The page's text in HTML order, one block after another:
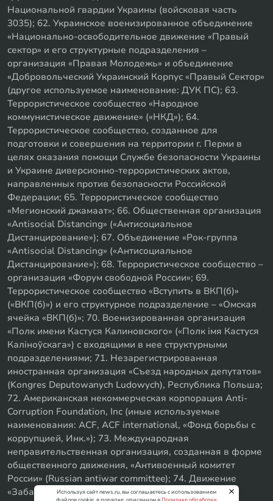
Национальной гвардии Украины (войсковая часть
3035); 62. Украинское военизированное объединение
«Национально-освободительное движение «Правый
сектор» и его структурные подразделения –
организация «Правая Молодежь» и объединение
«Добровольческий Украинский Корпус «Правый Сектор»
(другое используемое наименование: ДУК ПС); 63.
Террористическое сообщество «Народное
коммунистическое движение» («НКД»); 64.
Террористическое сообщество, созданное для
подготовки и совершения на территории г. Перми в
целях оказания помощи Службе безопасности Украины
и Украине диверсионно-террористических актов,
направленных против безопасности Российской
Федерации; 65. Террористическое сообщество
«Мегионский джамаат»; 66. Общественная организация
«Antisocial Distancing» («Антисоциальное
Дистанцирование»); 67. Объединение «Рок-группа
«Antisocial Distancing» («Антисоциальное
Дистанцирование»); 68. Террористическое сообщество –
организация «Форум свободной России»; 69.
Террористическое сообщество «Вступить в ВКП(б)»
(«ВКП(б)») и его структурное подразделение – «Омская
ячейка «ВКП(б)»; 70. Военизированная организация
«Полк имени Кастуся Калиновского» («Полк iмя Кастуся
Калiноўскага») с входящими в нее структурными
подразделениями; 71. Незарегистрированная
иностранная организация «Съезд народных депутатов»
(Kongres Deputowanych Ludowych), Республика Польша;
72. Американская некоммерческая корпорация Anti-
Corruption Foundation, Inc (иные используемые
наименования: ACF, ACF international, «Фонд борьбы с
коррупцией, Инк.»); 73. Международная
неправительственная организация, созданная в форме
общественного движения, «Антивоенный комитет
России» (Russian antiwar committee); 74. Движение
«Забайкальское левое объединение»; 75. «SxE
Используя сайт news.ru, вы соглашаетесь с использованием
файлов cookie, в порядке, описанном вПолитике обработки